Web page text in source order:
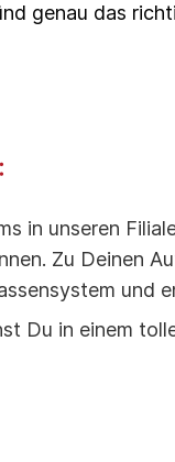
genau das
in unseren
Zu Deinen
und
Du in einem